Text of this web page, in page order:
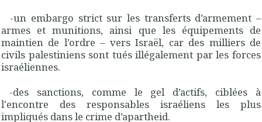
-un embargo strict sur les transferts d’armement –
armes et munitions, ainsi que les équipements de
maintien de l’ordre – vers Israël, car des milliers de
civils palestiniens sont tués illégalement par les forces
israéliennes.
-des sanctions, comme le gel d’actifs, ciblées à
l'encontre des responsables israéliens les plus
impliqués dans le crime d’apartheid.